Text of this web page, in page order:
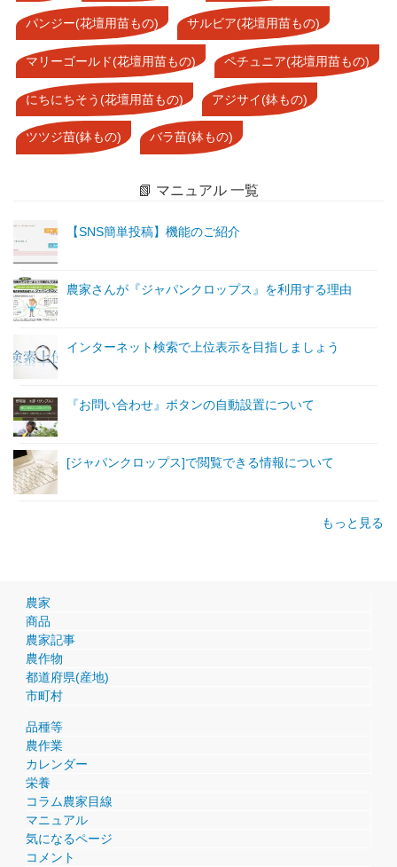
パンジー(花壇用苗もの) サルビア(花壇用苗もの)
マリーゴールド(花壇用苗もの) ペチュニア(花壇用苗もの)
にちにちそう(花壇用苗もの) アジサイ(鉢もの)
ツツジ苗(鉢もの) バラ苗(鉢もの)
📗 マニュアル 一覧
【SNS簡単投稿】機能のご紹介
農家さんが『ジャパンクロップス』を利用する理由
インターネット検索で上位表示を目指しましょう
『お問い合わせ』ボタンの自動設置について
[ジャパンクロップス]で閲覧できる情報について
もっと見る
農家
商品
農家記事
農作物
都道府県(産地)
市町村
品種等
農作業
カレンダー
栄養
コラム農家目線
マニュアル
気になるページ
コメント